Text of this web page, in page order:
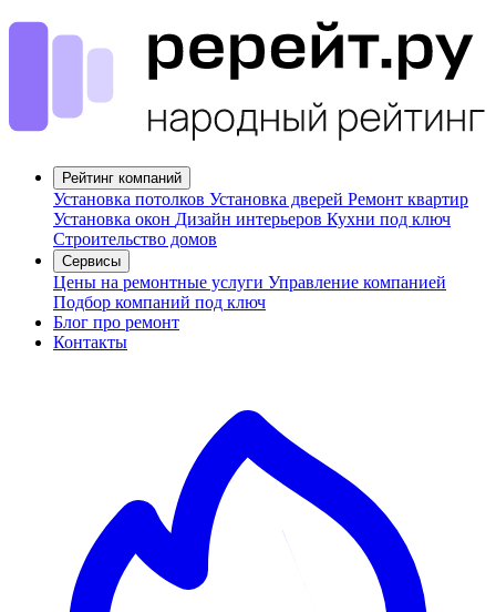
Рейтинг компаний
Установка потолков Установка дверей Ремонт квартир
Установка окон Дизайн интерьеров Кухни под ключ
Строительство домов
Сервисы
Цены на ремонтные услуги Управление компанией
Подбор компаний под ключ
Блог про ремонт
Контакты